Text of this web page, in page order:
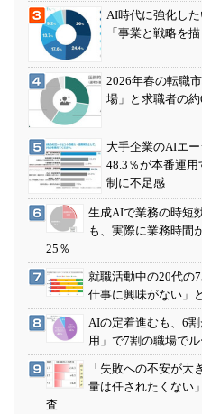
AI時代に強化し
「事業と戦略を描
2026年春の転職
場」と求職者の
大手企業のAIエー
48.3％が本番運
制に不足感
生成AIで業務の時短
も、実際に業務時間
25％
就職活動中の20代の
仕事に興味がない」
AIの定着進むも、6
用」で7割の職場で
「失敗への不安が大
量は任されたくない
査